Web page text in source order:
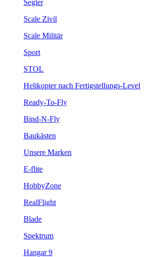
Segler
Scale Zivil
Scale Militär
Sport
STOL
Helikopter nach Fertigstellungs-Level
Ready-To-Fly
Bind-N-Fly
Baukästen
Unsere Marken
E-flite
HobbyZone
RealFlight
Blade
Spektrum
Hangar 9